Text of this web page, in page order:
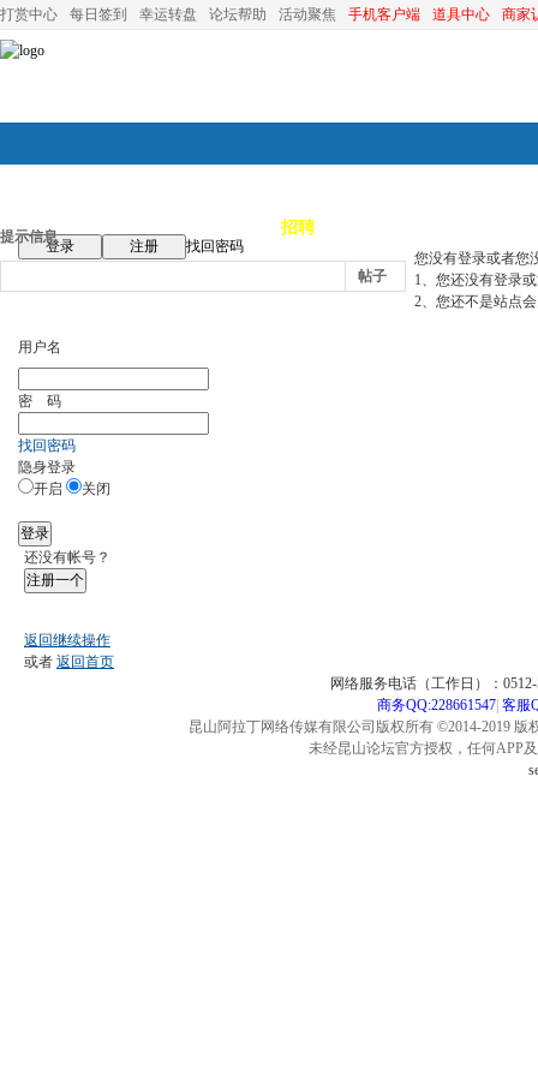
打赏中心 每日签到 幸运转盘 论坛帮助 活动聚焦 手机客户端 道具中心 商家
论坛首页 招聘
登录 注册
找回密码
帖子
提示信息
您没有登录或者您
1、您还没有登录
2、您还不是站点
用户名
密 码
找回密码
隐身登录
开启
关闭
登录
还没有帐号？
注册一个
返回继续操作
或者 返回首页
网络服务电话（工作日）：
商务QQ:228661547| 客服
昆山阿拉丁网络传媒有限公司版权所有 ©2014-2019
未经昆山论坛官方授权，任何APP